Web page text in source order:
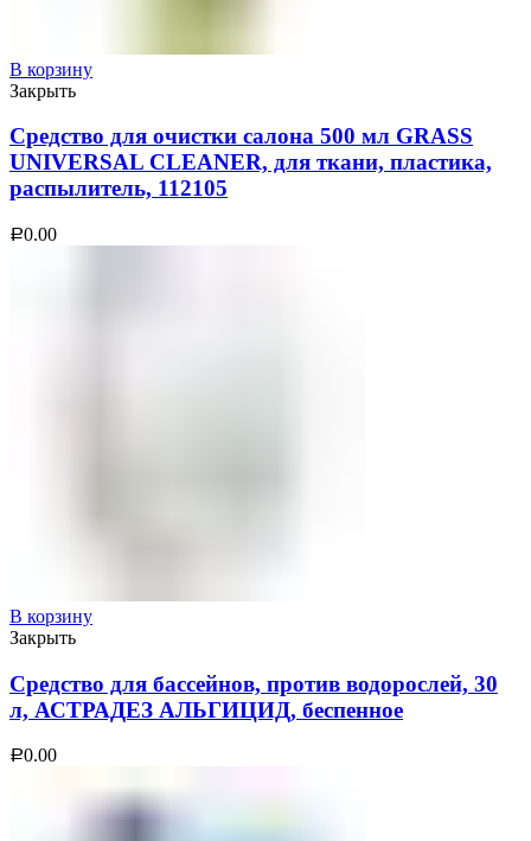
В корзину
Закрыть
Средство для очистки салона 500 мл GRASS
UNIVERSAL CLEANER, для ткани, пластика,
распылитель, 112105
Р0.00
В корзину
Закрыть
Средство для бассейнов, против водорослей, 30
л, АСТРАДЕЗ АЛЬГИЦИД, беспенное
Р0.00